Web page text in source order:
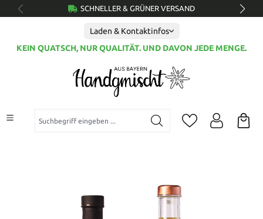
springen SCHNELLER & GRÜNER VERSAND
Laden & Kontaktinfos
KEIN QUATSCH, NUR QUALITÄT. UND DAVON JEDE MENGE.
Suchbegriff eingeben ...